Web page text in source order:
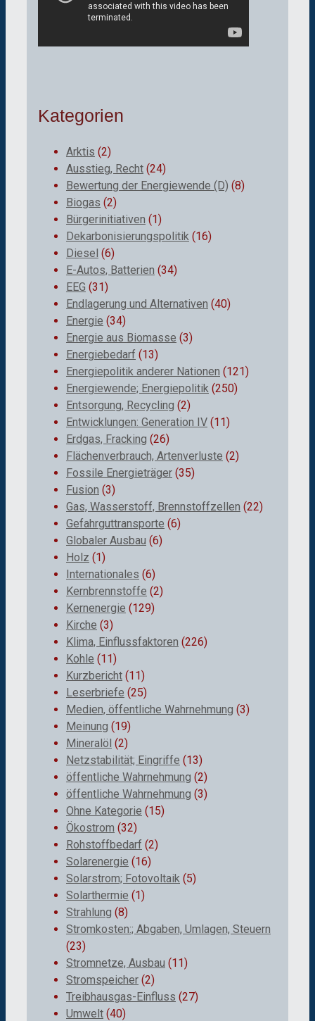
Kategorien
Arktis (2)
Ausstieg, Recht (24)
Bewertung der Energiewende (D) (8)
Biogas (2)
Bürgerinitiativen (1)
Dekarbonisierungspolitik (16)
Diesel (6)
E-Autos, Batterien (34)
EEG (31)
Endlagerung und Alternativen (40)
Energie (34)
Energie aus Biomasse (3)
Energiebedarf (13)
Energiepolitik anderer Nationen (121)
Energiewende; Energiepolitik (250)
Entsorgung, Recycling (2)
Entwicklungen: Generation IV (11)
Erdgas, Fracking (26)
Flächenverbrauch, Artenverluste (2)
Fossile Energieträger (35)
Fusion (3)
Gas, Wasserstoff, Brennstoffzellen (22)
Gefahrguttransporte (6)
Globaler Ausbau (6)
Holz (1)
Internationales (6)
Kernbrennstoffe (2)
Kernenergie (129)
Kirche (3)
Klima, Einflussfaktoren (226)
Kohle (11)
Kurzbericht (11)
Leserbriefe (25)
Medien, öffentliche Wahrnehmung (3)
Meinung (19)
Mineralöl (2)
Netzstabilität; Eingriffe (13)
öffentliche Wahrnehmung (2)
öffentliche Wahrnehmung (3)
Ohne Kategorie (15)
Ökostrom (32)
Rohstoffbedarf (2)
Solarenergie (16)
Solarstrom; Fotovoltaik (5)
Solarthermie (1)
Strahlung (8)
Stromkosten:; Abgaben, Umlagen, Steuern
(23)
Stromnetze, Ausbau (11)
Stromspeicher (2)
Treibhausgas-Einfluss (27)
Umwelt (40)